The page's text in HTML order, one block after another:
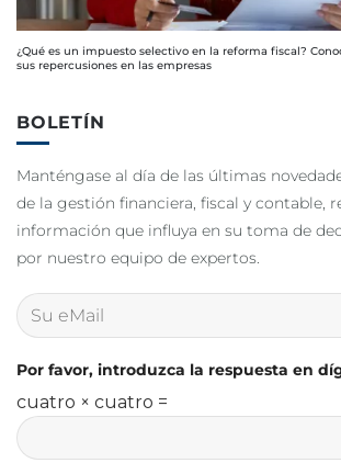
¿Qué es un impuesto selectivo en la reforma fiscal?
sus repercusiones en las empresas
BOLETÍN
Manténgase al día de las últimas
de la gestión financiera, fiscal y contable,
información que influya en su toma de
por nuestro equipo de expertos.
Por favor, introduzca la respuesta en
cuatro × cuatro =